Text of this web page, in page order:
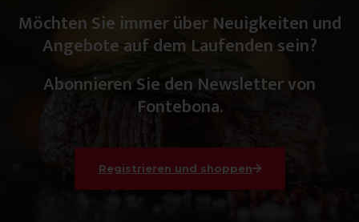
Möchten Sie immer über Neuigkeiten und
Angebote auf dem Laufenden sein?
Abonnieren Sie den Newsletter von
Fontebona.
Registrieren und shoppen